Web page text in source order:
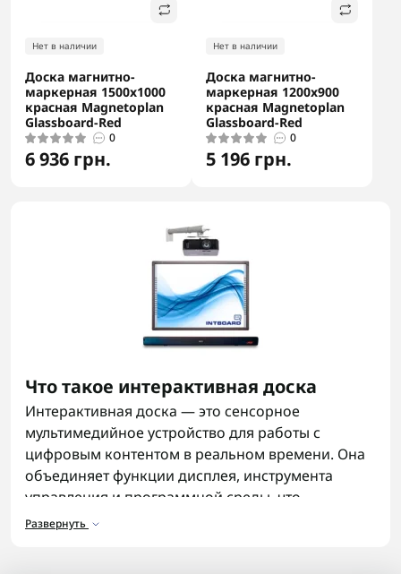
Нет в наличии
Доска магнитно-
маркерная 1500x1000
красная Magnetoplan
Glassboard-Red
0
6 936 грн.
Нет в наличии
Доска магнитно-
маркерная 1200x900
красная Magnetoplan
Glassboard-Red
0
5 196 грн.
Что такое интерактивная доска
Интерактивная доска — это сенсорное
мультимедийное устройство для работы с
цифровым контентом в реальном времени. Она
объединяет функции дисплея, инструмента
управления и программной среды, что
позволяет писать, открывать файлы, работать с
Развернуть